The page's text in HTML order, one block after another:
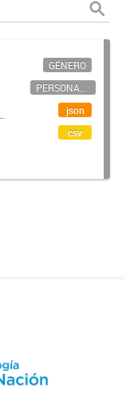
GÉNERO
PERSONAL CIENTÍFICO-TECNOLÓGICO
json
csv